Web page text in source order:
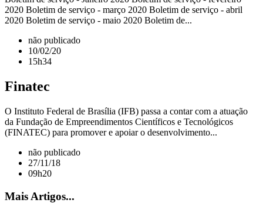
2020 Boletim de serviço - março 2020 Boletim de serviço - abril
2020 Boletim de serviço - maio 2020 Boletim de...
não publicado
10/02/20
15h34
Finatec
O Instituto Federal de Brasília (IFB) passa a contar com a atuação
da Fundação de Empreendimentos Científicos e Tecnológicos
(FINATEC) para promover e apoiar o desenvolvimento...
não publicado
27/11/18
09h20
Mais Artigos...